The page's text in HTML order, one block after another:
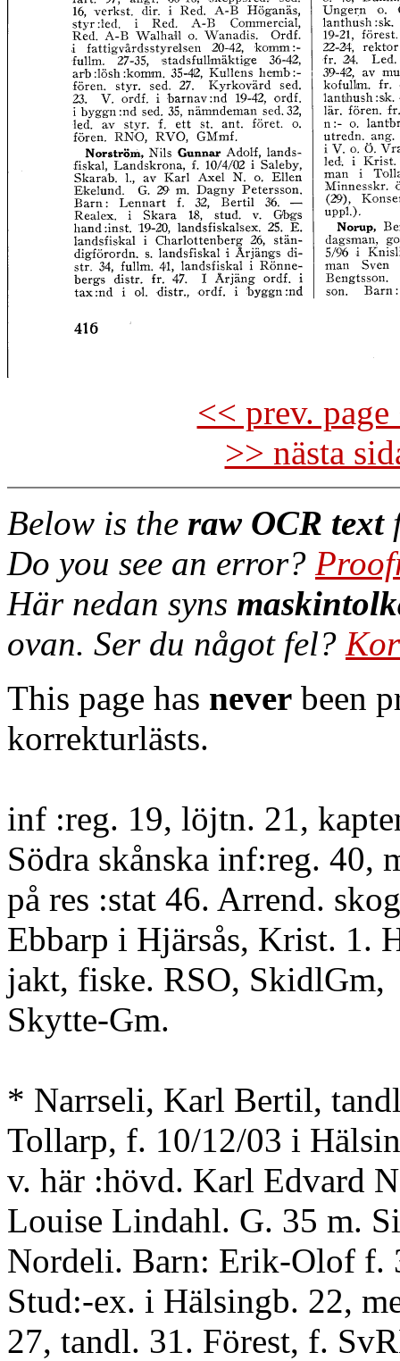
<< prev.
>> nästa
Below is the raw OCR text
Do you see an error?
Här nedan syns
ovan. Ser du något fel?
This page has never been
korrekturlästs.
inf :reg. 19, löjtn. 21,
Södra skånska inf:reg. 40,
på res :stat 46. Arrend.
Ebbarp i Hjärsås, Krist. 1.
jakt, fiske. RSO, SkidlGm,
Skytte-Gm.
* Narrseli, Karl Bertil,
Tollarp, f. 10/12/03 i
v. här :hövd. Karl Edvard
Louise Lindahl. G. 35 m.
Nordeli. Barn: Erik-Olof
Stud:-ex. i Hälsingb. 22,
27, tandl. 31. Förest, f.